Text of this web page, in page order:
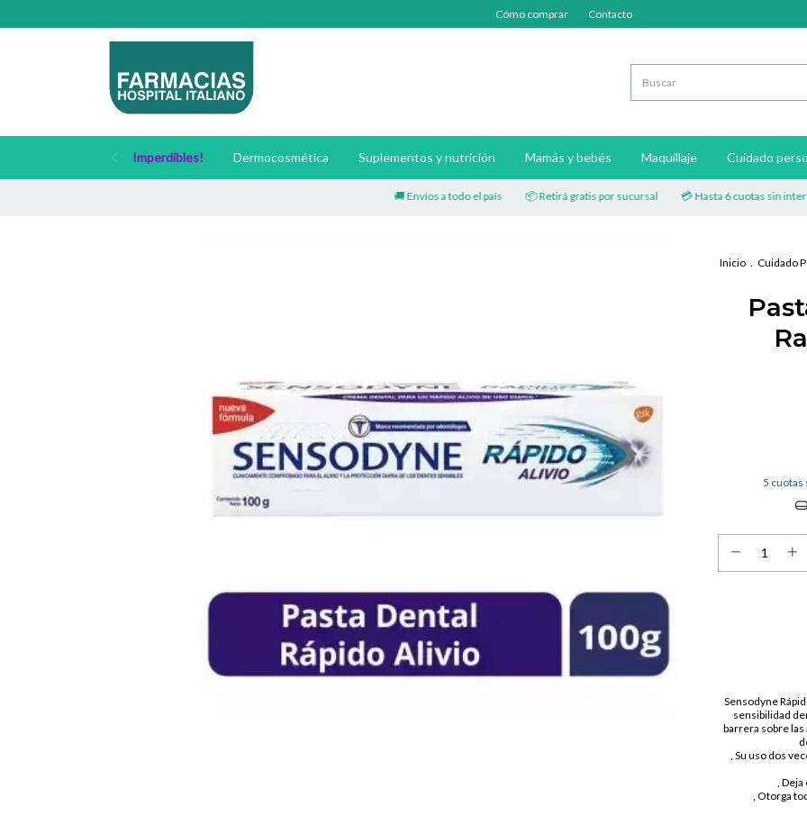
Cómo comprar Contacto
Imperdibles! Dermocosmética Suplementos y nutrición Mamás y bebés Maquillaje Cuidado
🚚 Envíos a todo el país 📦 Retirá gratis por sucursal 💳 Hasta 6 cuotas sin interés
Inicio . Cuidado
5 cuotas
Sensodyne
sensibilidad
barrera sobre
, Su uso dos
,
, Otorga